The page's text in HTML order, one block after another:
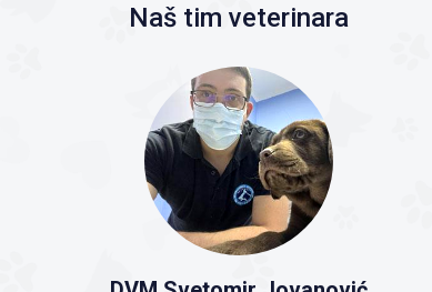
Naš tim veterinara